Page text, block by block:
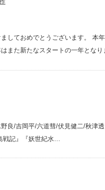
しておめでとうございます。 本
また新たなスタートの一年となり
良/吉岡平/六道彗/伏見健二/秋津
戦記』『妖世紀水…